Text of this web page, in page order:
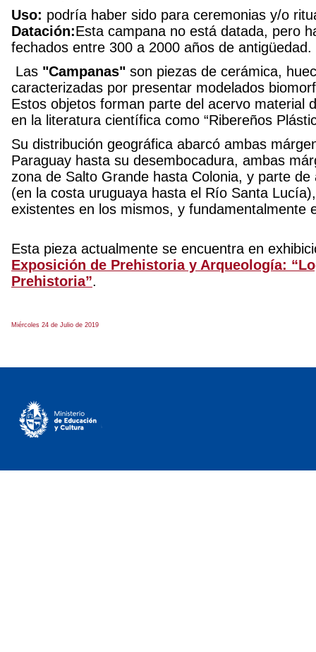
Uso: podría haber sido para ceremonias y/o
Datación:Esta campana no está datada, pero
fechados entre 300 a 2000 años de antigüedad.
Las "Campanas" son piezas de cerámica,
caracterizadas por presentar modelados
Estos objetos forman parte del acervo material
en la literatura científica como “Ribereños
Su distribución geográfica abarcó ambas
Paraguay hasta su desembocadura, ambas
zona de Salto Grande hasta Colonia, y parte
(en la costa uruguaya hasta el Río Santa
existentes en los mismos, y fundamentalmente
Esta pieza actualmente se encuentra en
Exposición de Prehistoria y Arqueología:
Prehistoria”.
Miércoles 24 de Julio de 2019